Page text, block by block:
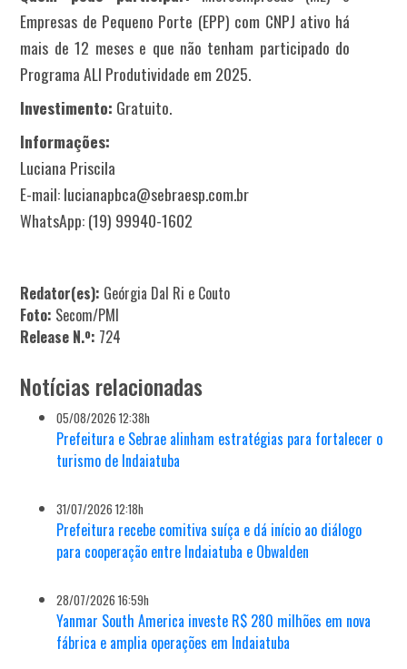
Empresas de Pequeno Porte (EPP) com CNPJ ativo há
mais de 12 meses e que não tenham participado do
Programa ALI Produtividade em 2025.
Investimento: Gratuito.
Informações:
Luciana Priscila
E-mail: lucianapbca@sebraesp.com.br
WhatsApp: (19) 99940-1602
Redator(es): Geórgia Dal Ri e Couto
Foto: Secom/PMI
Release N.º: 724
Notícias relacionadas
05/08/2026 12:38h
Prefeitura e Sebrae alinham estratégias para fortalecer o
turismo de Indaiatuba
31/07/2026 12:18h
Prefeitura recebe comitiva suíça e dá início ao diálogo
para cooperação entre Indaiatuba e Obwalden
28/07/2026 16:59h
Yanmar South America investe R$ 280 milhões em nova
fábrica e amplia operações em Indaiatuba